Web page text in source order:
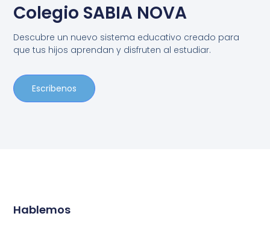
Colegio SABIA NOVA
Descubre un nuevo sistema educativo creado para
que tus hijos aprendan y disfruten al estudiar.
Escribenos
Hablemos